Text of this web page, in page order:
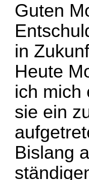
Guten
in
Heute
ich mich
sie ein
Bislang